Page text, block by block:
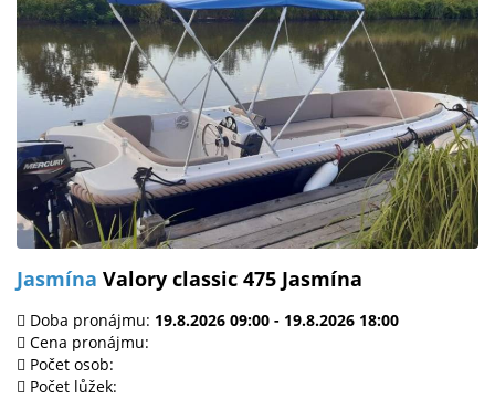
Jasmína Valory classic 475 Jasmína
Doba pronájmu: 19.8.2026 09:00 - 19.8.2026 18:00
Cena pronájmu:
Počet osob:
Počet lůžek: